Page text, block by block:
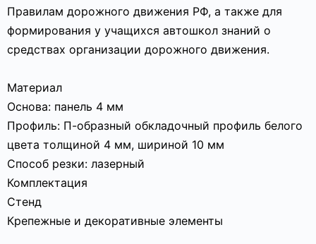
Правилам дорожного движения РФ, а также для
формирования у учащихся автошкол знаний о
средствах организации дорожного движения.
Материал
Основа: панель 4 мм
Профиль: П-образный обкладочный профиль белого
цвета толщиной 4 мм, шириной 10 мм
Способ резки: лазерный
Комплектация
Стенд
Крепежные и декоративные элементы